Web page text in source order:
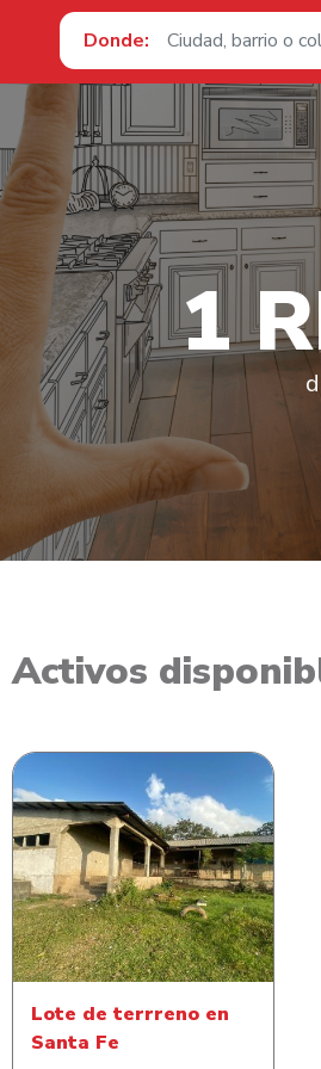
Donde:
1 R
Activos
Lote de terrreno en Santa
Fe
Lote de terrreno en
Santa Fe